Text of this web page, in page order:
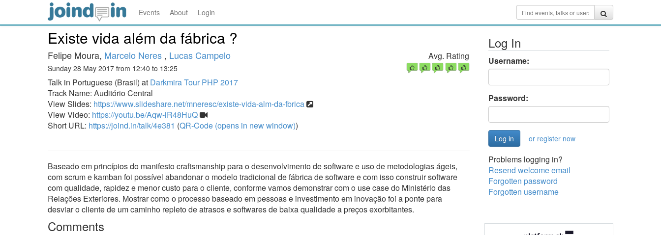
Events About Login
Existe vida além da fábrica ?
Felipe Moura, Marcelo Neres , Lucas Campelo
Sunday 28 May 2017 from 12:40 to 13:25
Talk in Portuguese (Brasil) at Darkmira Tour PHP 2017
Track Name: Auditório Central
View Slides: https://www.slideshare.net/mneresc/existe-vida-alm-da-fbrica
View Video: https://youtu.be/Aqw-iR48HuQ
Short URL: https://joind.in/talk/4e381 (QR-Code (opens in new window))
Avg. Rating
Baseado em princípios do manifesto craftsmanship para o desenvolvimento de software e uso de metodologias ágeis,
com scrum e kamban foi possível abandonar o modelo tradicional de fábrica de software e com isso construir software
com qualidade, rapidez e menor custo para o cliente, conforme vamos demonstrar com o use case do Ministério das
Relações Exteriores. Mostrar como o processo baseado em pessoas e investimento em inovação foi a ponte para
desviar o cliente de um caminho repleto de atrasos e softwares de baixa qualidade a preços exorbitantes.
Comments
Log In
Username:
Password:
or register now
Problems logging in?
Resend welcome email
Forgotten password
Forgotten username